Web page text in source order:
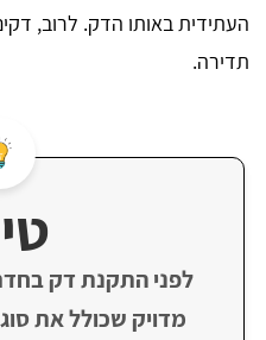
העתידית באותו הדק. לרוב,
תדירה.
לפני התקנת דק
מדויק שכולל את